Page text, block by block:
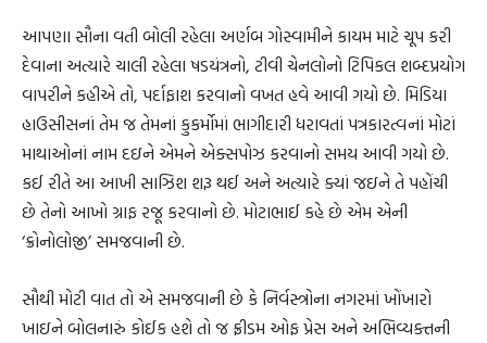
આપણા સૌના વતી બોલી રહેલા અર્ણબ ગોસ્વામીને કાયમ માટે ચૂપ કરી
દેવાના અત્યારે ચાલી રહેલા ષડયંત્રનો, ટીવી ચેનલોનો ટિપિકલ શબ્દપ્રયોગ
વાપરીને કહીએ તો, પર્દાફાશ કરવાનો વખત હવે આવી ગયો છે. મિડિયા
હાઉસીસનાં તેમ જ તેમનાં કુકર્મોમાં ભાગીદારી ધરાવતાં પત્રકારત્વનાં મોટાં
માથાઓનાં નામ દઇને એમને એક્સપોઝ કરવાનો સમય આવી ગયો છે.
કઈ રીતે આ આખી સાઝિશ શરૂ થઈ અને અત્યારે ક્યાં જઇને તે પહોંચી
છે તેનો આખો ગ્રાફ રજૂ કરવાનો છે. મોટાભાઈ કહે છે એમ એની
‘ક્રોનોલોજી’ સમજવાની છે.
સૌથી મોટી વાત તો એ સમજવાની છે કે નિર્વસ્ત્રોના નગરમાં ખોંખારો
ખાઇને બોલનારું કોઈક હશે તો જ ફ્રીડમ ઓફ પ્રેસ અને અભિવ્યક્તની